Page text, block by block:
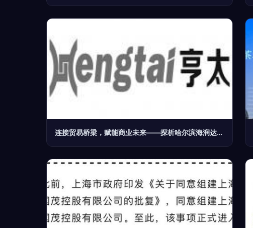
连接贸易桥梁，赋能商业未来——探析哈尔滨海润达经贸有限责任公司的贸易经纪业务